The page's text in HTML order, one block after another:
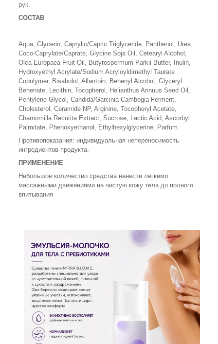
рук.
СОСТАВ
Aqua, Glycerin, Caprylic/Capric Triglyceride, Рanthenol, Urea,
Coco-Caprylate/Caprate, Glycine Soja Oil, Cetearyl Alcohol,
Olea Europaea Fruit Oil, Butyrospermum Parkii Butter, Inulin,
Hydroxyethyl Acrylate/Sodium Acryloyldimethyl Taurate
Copolymer, Bisabolol, Allantoin, Behenyl Alcohol, Glyceryl
Behenate, Lecithin, Tocopherol, Helianthus Annuus Seed Oil,
Pentylene Glycol, Candida/Garcinia Cambogia Ferment,
Cholesterol, Ceramide NP, Arginine, Tocopheryl Acetate,
Chamomilla Recutita Extract, Sucrose, Lactic Acid, Ascorbyl
Palmitate, Phenoxyethanol, Ethylhexylglycerine, Parfum.
Противопоказания: индивидуальная непереносимость
ингредиентов продукта.
ПРИМЕНЕНИЕ
Небольшое количество средства нанести легкими
массажными движениями на чистую кожу тела до полного
впитывания